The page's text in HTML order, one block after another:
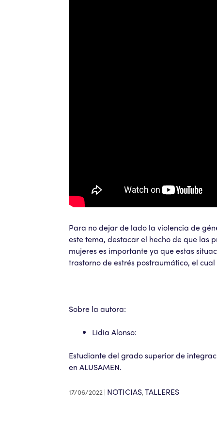
Para no dejar de lado la violencia de
este tema, destacar el hecho de que las
mujeres es importante ya que estas
trastorno de estrés postraumático, el
Sobre la autora:
Lidia Alonso:
Estudiante del grado superior de
en ALUSAMEN.
17/06/2022 NOTICIAS, TALLERES